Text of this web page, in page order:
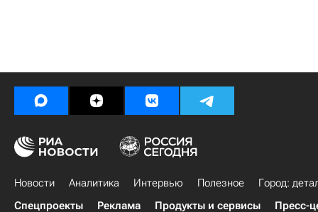
Новости Аналитика Интервью Полезное
Город:
Спецпроекты
Реклама Продукты и сервисы Пресс-